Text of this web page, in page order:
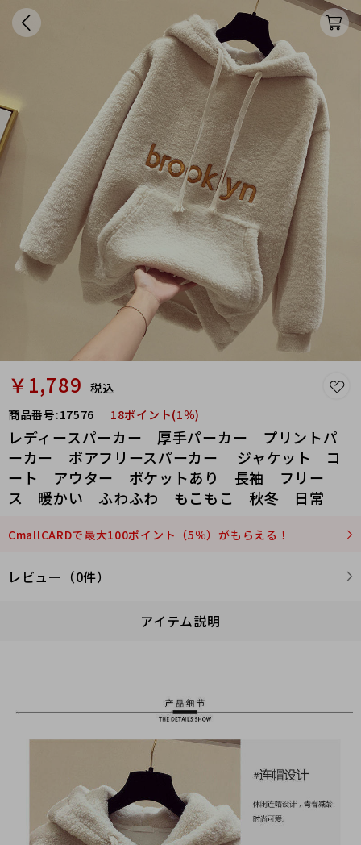
￥1,789 税込
商品番号:17576 18ポイント(1％)
レディースパーカー 厚手パーカー プリントパ
ーカー ボアフリースパーカー ジャケット コ
ート アウター ポケットあり 長袖 フリー
ス 暖かい ふわふわ もこもこ 秋冬 日常
CmallCARDで最大100ポイント（5％）がもらえる！
レビュー（0件）
アイテム説明